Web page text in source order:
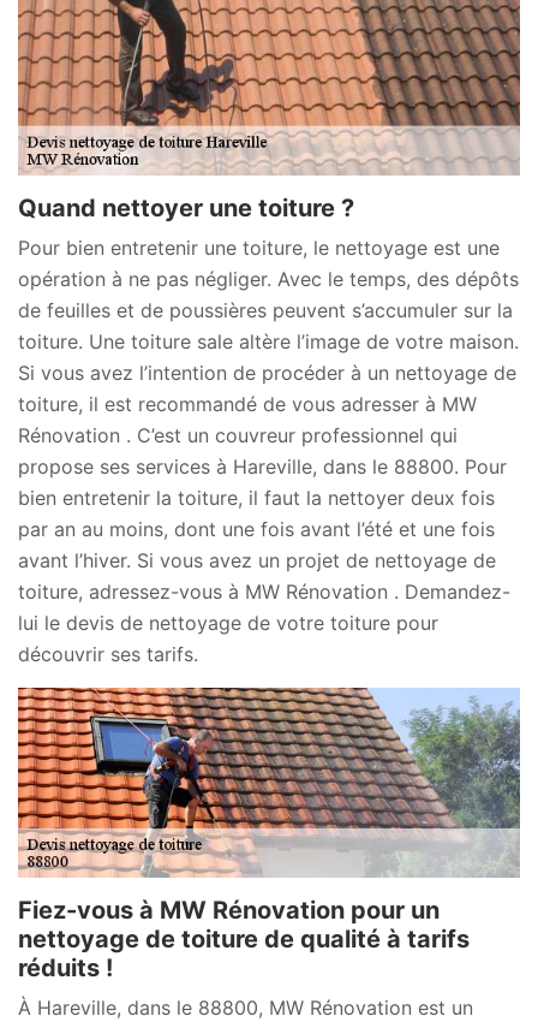
Quand nettoyer une toiture ?
Pour bien entretenir une toiture, le nettoyage est une
opération à ne pas négliger. Avec le temps, des dépôts
de feuilles et de poussières peuvent s’accumuler sur la
toiture. Une toiture sale altère l’image de votre maison.
Si vous avez l’intention de procéder à un nettoyage de
toiture, il est recommandé de vous adresser à MW
Rénovation . C’est un couvreur professionnel qui
propose ses services à Hareville, dans le 88800. Pour
bien entretenir la toiture, il faut la nettoyer deux fois
par an au moins, dont une fois avant l’été et une fois
avant l’hiver. Si vous avez un projet de nettoyage de
toiture, adressez-vous à MW Rénovation . Demandez-
lui le devis de nettoyage de votre toiture pour
découvrir ses tarifs.
Fiez-vous à MW Rénovation pour un
nettoyage de toiture de qualité à tarifs
réduits !
À Hareville, dans le 88800, MW Rénovation est un